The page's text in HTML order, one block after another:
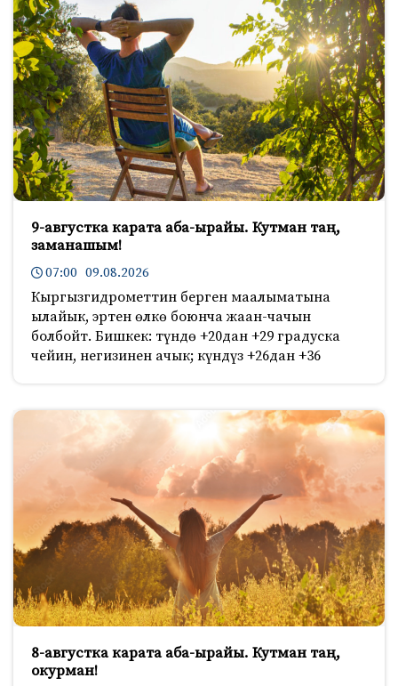
9-августка карата аба-ырайы. Кутман таң,
заманашым!
07:00 09.08.2026
Кыргызгидрометтин берген маалыматына
ылайык, эртен өлкө боюнча жаан-чачын
болбойт. Бишкек: түндө +20дан +29 градуска
чейин, негизинен ачык; күндүз +26дан +36
8-августка карата аба-ырайы. Кутман таң,
окурман!